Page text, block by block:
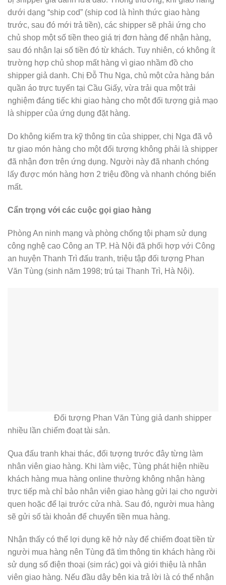
dưới dạng “ship cod” (ship cod là hình thức giao hàng
trước, sau đó mới trả tiền), các shipper sẽ phải ứng cho
chủ shop một số tiền theo giá trị đơn hàng để nhận hàng,
sau đó nhận lại số tiền đó từ khách. Tuy nhiên, có không ít
trường hợp chủ shop mất hàng vì giao nhầm đồ cho
shipper giả danh. Chị Đỗ Thu Nga, chủ một cửa hàng bán
quần áo trực tuyến tại Cầu Giấy, vừa trải qua một trải
nghiệm đáng tiếc khi giao hàng cho một đối tượng giả mạo
là shipper của ứng dụng đặt hàng.
Do không kiểm tra kỹ thông tin của shipper, chị Nga đã vô
tư giao món hàng cho một đối tượng không phải là shipper
đã nhận đơn trên ứng dụng. Người này đã nhanh chóng
lấy được món hàng hơn 2 triệu đồng và nhanh chóng biến
mất.
Cẩn trọng với các cuộc gọi giao hàng
Phòng An ninh mạng và phòng chống tội phạm sử dụng
công nghệ cao Công an TP. Hà Nội đã phối hợp với Công
an huyện Thanh Trì đấu tranh, triệu tập đối tượng Phan
Văn Tùng (sinh năm 1998; trú tại Thanh Trì, Hà Nội).
Đối tượng Phan Văn Tùng giả danh shipper
nhiều lần chiếm đoạt tài sản.
Qua đấu tranh khai thác, đối tượng trước đây từng làm
nhân viên giao hàng. Khi làm việc, Tùng phát hiện nhiều
khách hàng mua hàng online thường không nhận hàng
trực tiếp mà chỉ bảo nhân viên giao hàng gửi lại cho người
quen hoặc để lại trước cửa nhà. Sau đó, người mua hàng
sẽ gửi số tài khoản để chuyển tiền mua hàng.
Nhận thấy có thể lợi dụng kẽ hở này để chiếm đoạt tiền từ
người mua hàng nên Tùng đã tìm thông tin khách hàng rồi
sử dụng số điện thoại (sim rác) gọi và giới thiệu là nhân
viên giao hàng. Nếu đầu dây bên kia trả lời là có thể nhận